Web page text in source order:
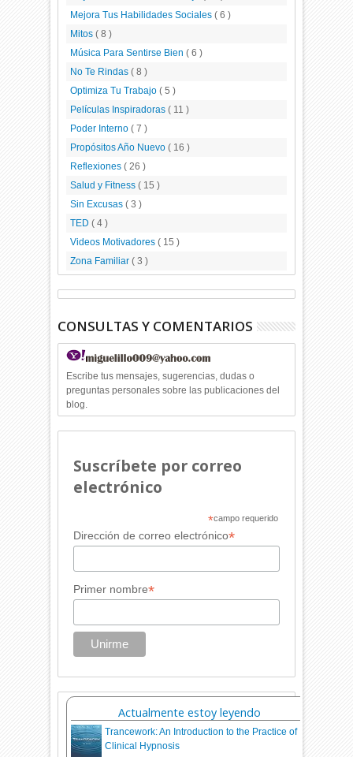
Mejora Tus Habilidades Sociales( 6 )
Mitos( 8 )
Música Para Sentirse Bien( 6 )
No Te Rindas( 8 )
Optimiza Tu Trabajo( 5 )
Películas Inspiradoras( 11 )
Poder Interno( 7 )
Propósitos Año Nuevo( 16 )
Reflexiones( 26 )
Salud y Fitness( 15 )
Sin Excusas( 3 )
TED( 4 )
Videos Motivadores( 15 )
Zona Familiar( 3 )
CONSULTAS Y COMENTARIOS
Escribe tus mensajes, sugerencias, dudas o
preguntas personales sobre las publicaciones del
blog.
Suscríbete por correo
electrónico
*campo requerido
Dirección de correo electrónico*
Primer nombre*
Actualmente estoy leyendo
Trancework: An Introduction to the Practice of
Clinical Hypnosis